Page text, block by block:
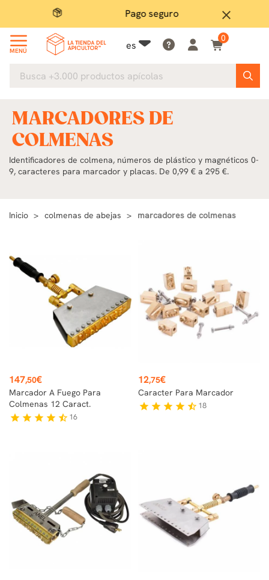
close
Pago seguro
MENÚ es
0
MARCADORES DE
COLMENAS
Identificadores de colmena, números de plástico y magnéticos 0-
9, caracteres para marcador y placas. De 0,99 € a 295 €.
Inicio colmenas de abejas marcadores de colmenas
Precio
147,50€
Marcador A Fuego Para
Colmenas 12 Caract.
star star star star star_half 16
Precio
12,75€
Caracter Para Marcador
star star star star star_half 18